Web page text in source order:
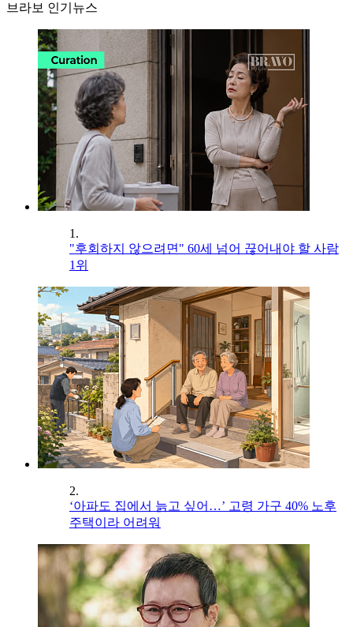
브라보 인기뉴스
1.
"후회하지 않으려면" 60세 넘어 끊어내야 할 사람
1위
2.
‘아파도 집에서 늙고 싶어…’ 고령 가구 40% 노후
주택이라 어려워